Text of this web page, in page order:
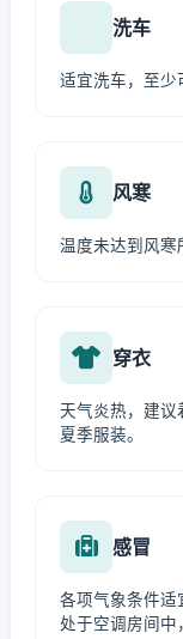
洗车
适宜洗车，至少
风寒
温度未达到风寒
穿衣
天气炎热，建
夏季服装。
感冒
各项气象条件适
处于空调房间中